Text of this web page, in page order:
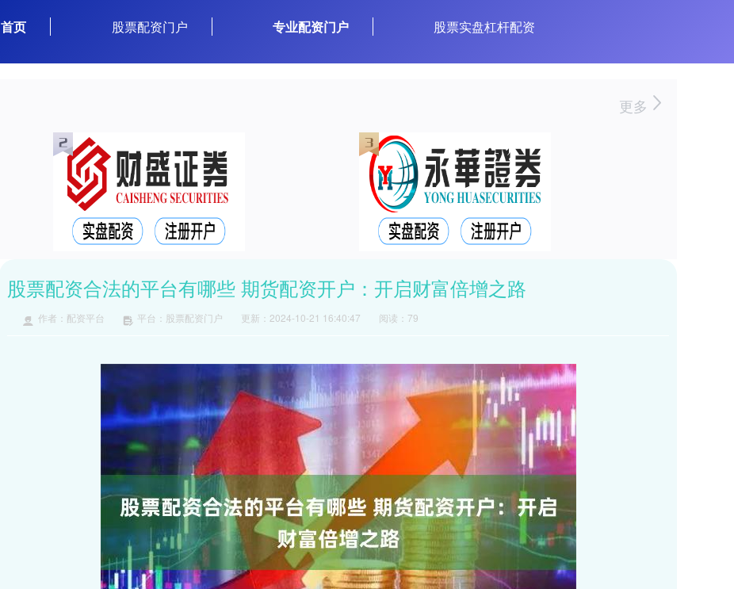
首页 股票配资门户 专业配资门户 股票实盘杠杆配资
更多
股票配资合法的平台有哪些 期货配资开户：开启财富倍增之路
作者：配资平台 平台：股票配资门户 更新：2024-10-21 16:40:47 阅读：79